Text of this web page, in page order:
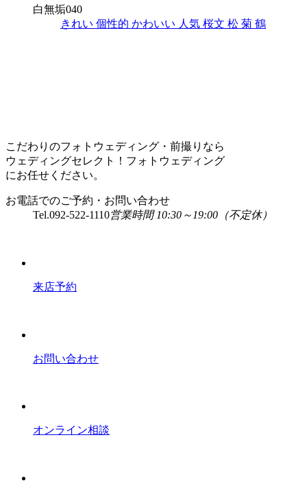
白無垢040
きれい 個性的 かわいい 人気 桜文 松 菊 鶴
こだわりのフォトウェディング・前撮りなら
ウェディングセレクト！フォトウェディング
にお任せください。
お電話でのご予約・お問い合わせ
Tel.092-522-1110営業時間 10:30～19:00（不定休）
来店予約
お問い合わせ
オンライン相談